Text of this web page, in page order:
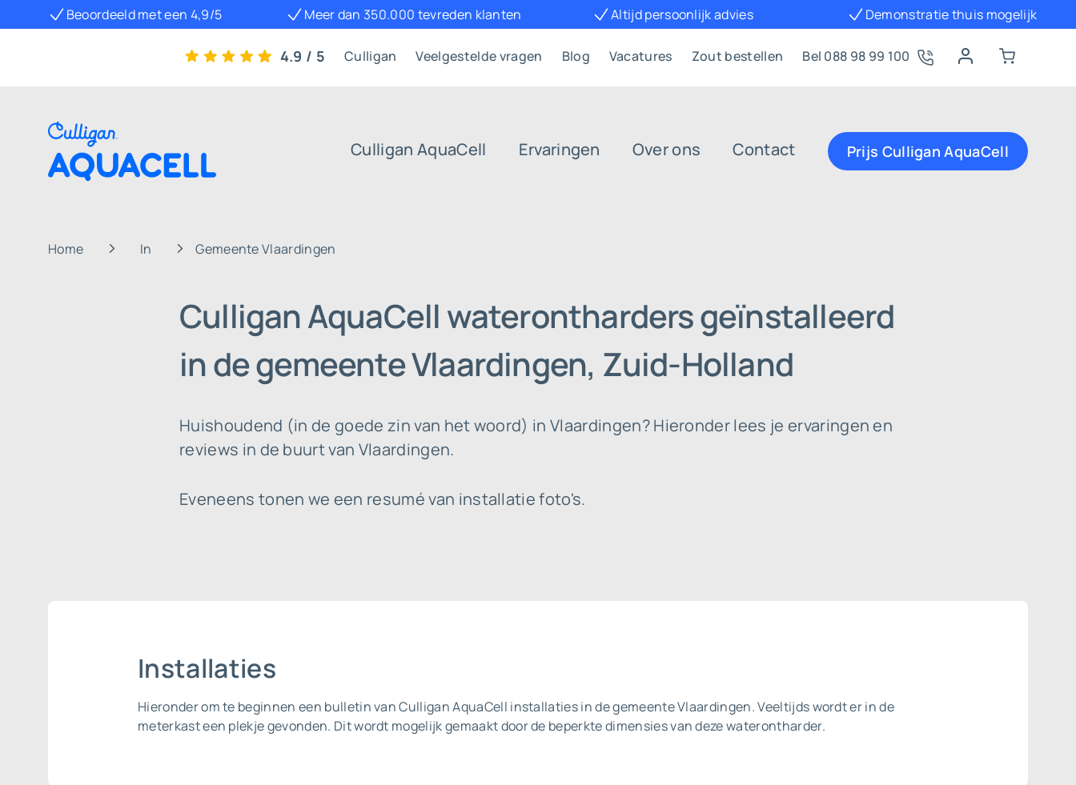
Beoordeeld met een 4,9/5 Meer dan 350.000 tevreden klanten Altijd persoonlijk advies Demonstratie thuis mogelijk
4.9 / 5 Culligan Veelgestelde vragen Blog Vacatures Zout bestellen Bel 088 98 99 100
Culligan AquaCell Ervaringen Over ons Contact Prijs Culligan AquaCell
Home In Gemeente Vlaardingen
Culligan AquaCell waterontharders geïnstalleerd
in de gemeente Vlaardingen, Zuid-Holland
Huishoudend (in de goede zin van het woord) in Vlaardingen? Hieronder lees je ervaringen en
reviews in de buurt van Vlaardingen.
Eveneens tonen we een resumé van installatie foto's.
Installaties
Hieronder om te beginnen een bulletin van Culligan AquaCell installaties in de gemeente Vlaardingen. Veeltijds wordt er in de
meterkast een plekje gevonden. Dit wordt mogelijk gemaakt door de beperkte dimensies van deze waterontharder.